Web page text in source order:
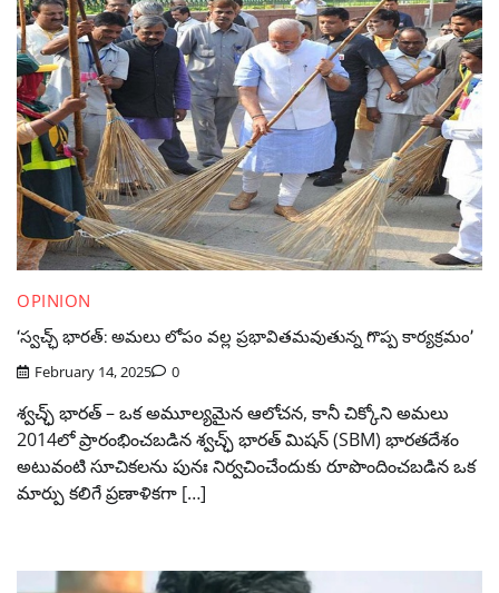
OPINION
‘స్వచ్ఛ్ భారత్: అమలు లోపం వల్ల ప్రభావితమవుతున్న గొప్ప కార్యక్రమం’
February 14, 2025 0
శ్వచ్ఛ్ భారత్ – ఒక అమూల్యమైన ఆలోచన, కానీ చిక్కోని అమలు
2014లో ప్రారంభించబడిన శ్వచ్ఛ్ భారత్ మిషన్ (SBM) భారతదేశం
అటువంటి సూచికలను పునః నిర్వచించేందుకు రూపొందించబడిన ఒక
మార్పు కలిగే ప్రణాళికగా […]